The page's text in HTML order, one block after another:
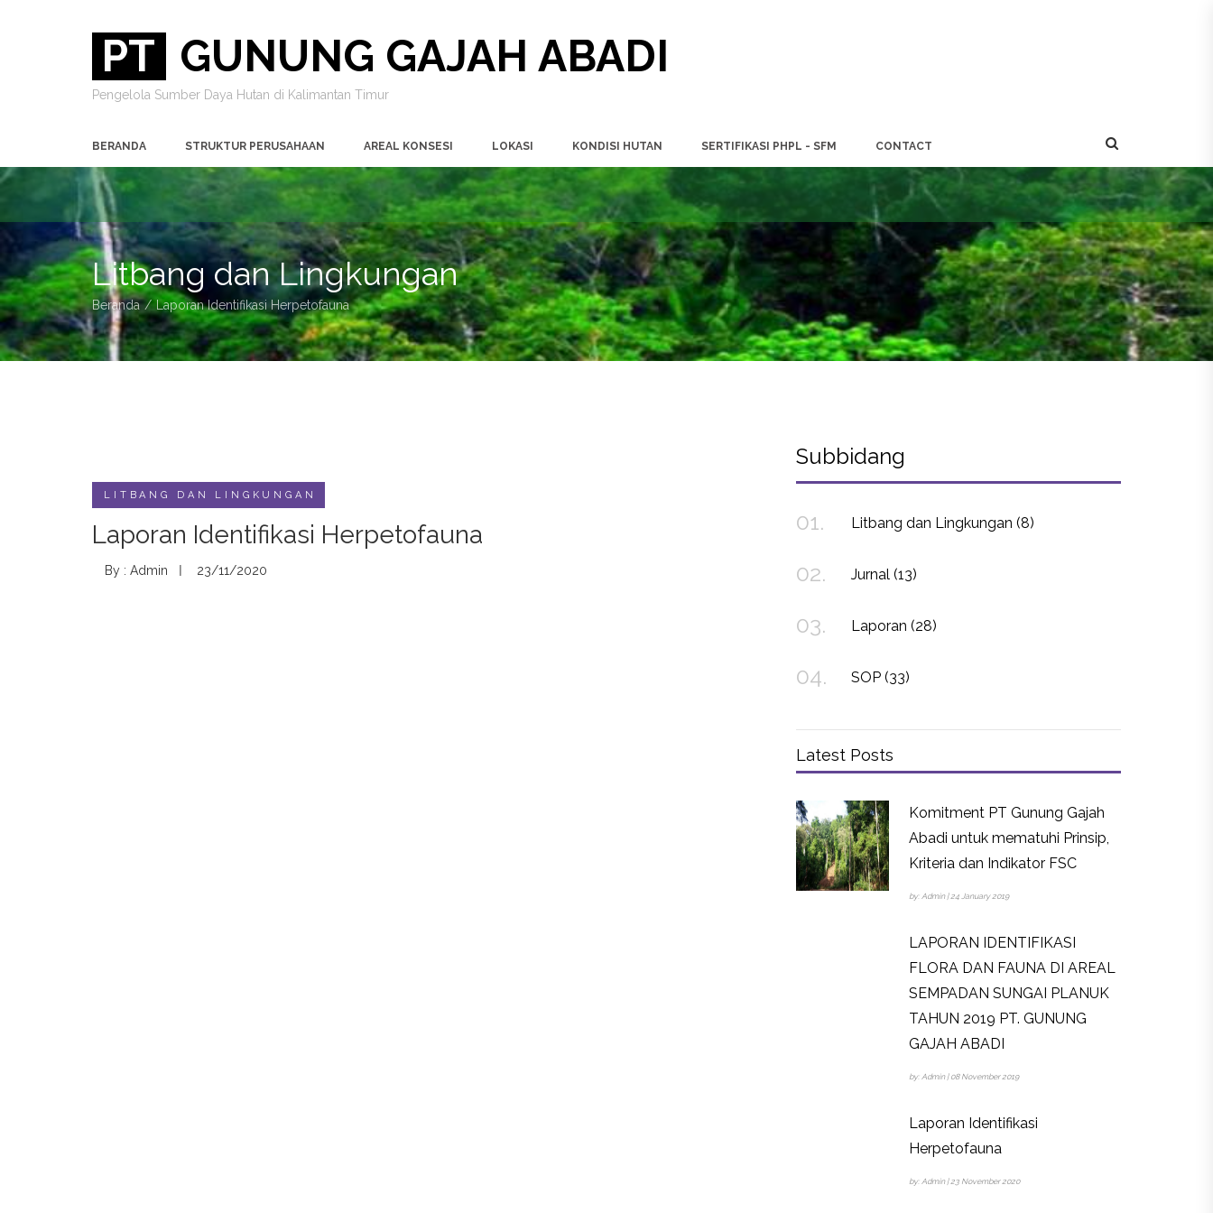
PT GUNUNG GAJAH ABADI
Pengelola Sumber Daya Hutan di Kalimantan Timur
BERANDA STRUKTUR PERUSAHAAN AREAL KONSESI LOKASI KONDISI HUTAN SERTIFIKASI PHPL - SFM CONTACT
Litbang dan Lingkungan
Beranda Laporan Identifikasi Herpetofauna
LITBANG DAN LINGKUNGAN
Laporan Identifikasi Herpetofauna
By : Admin 23/11/2020
Subbidang
01. Litbang dan Lingkungan (8)
02. Jurnal (13)
03. Laporan (28)
04. SOP (33)
Latest Posts
Komitment PT Gunung Gajah
Abadi untuk mematuhi Prinsip,
Kriteria dan Indikator FSC
by: Admin | 24 January 2019
LAPORAN IDENTIFIKASI
FLORA DAN FAUNA DI AREAL
SEMPADAN SUNGAI PLANUK
TAHUN 2019 PT. GUNUNG
GAJAH ABADI
by: Admin | 08 November 2019
Laporan Identifikasi
Herpetofauna
by: Admin | 23 November 2020